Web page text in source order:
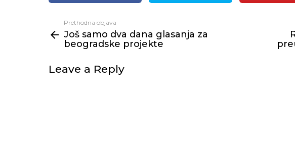
još
Prethodna objava
Još samo dva dana glasanja za
beogradske projekte
Leave a Reply